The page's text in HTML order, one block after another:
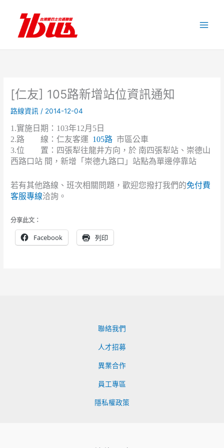
內
[仁友] 105路新增站位資訊通知
路線資訊 / 2014-12-04
1.實施日期：103年12月5日
2.路 線：仁友客運 105路 市區公車
3.位 置：四張犁往龍井方向，於 南四張犁站、崇德山
西路口站 間，新增「崇德九路口」站點為單邊停靠站
若有其他路線、班次相關問題，歡迎您撥打我們的免付費
客服專線洽詢。
分享此文：
Facebook 列印
聯絡我們
人才招募
異業合作
員工專區
隱私權政策